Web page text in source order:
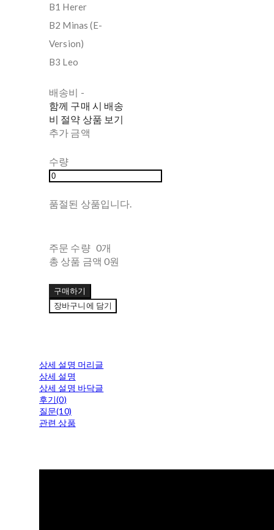
B1 Herer
B2 Minas (E-
Version)
B3 Leo
배송비 -
함께 구매 시 배송
비 절약 상품 보기
추가 금액
수량
품절된 상품입니다.
주문 수량 0개
총 상품 금액 0원
구매하기
장바구니에 담기
상세 설명 머리글
상세 설명
상세 설명 바닥글
후기(0)
질문(10)
관련 상품